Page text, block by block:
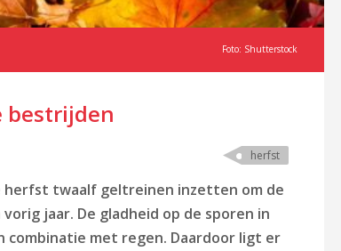
Foto: Shutterstock
bestrijden
herfst
herfst twaalf geltreinen inzetten om de
jaar. De gladheid op de sporen in
met regen. Daardoor ligt er